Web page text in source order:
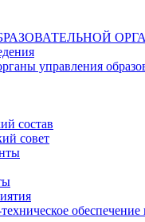
управления
состав
совет